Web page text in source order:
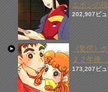
エボシの
202,907ビ
《驚愕》
２２年後…
173,207ビ